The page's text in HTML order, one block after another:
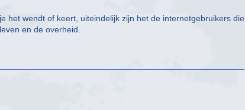
het wendt of keert, uiteindelijk zijn het de internetgebruikers die
en de overheid.